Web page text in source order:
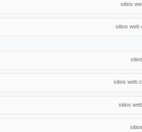
sitios
sitios web
sitios web
sitios